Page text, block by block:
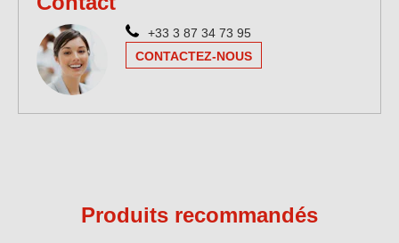
+33 3 87 34 73 95
CONTACTEZ-NOUS
Produits recommandés